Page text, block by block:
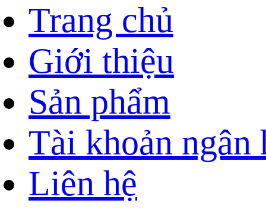
Trang chủ
Giới thiệu
Sản phẩm
Tài khoản ngân
Liên hệ